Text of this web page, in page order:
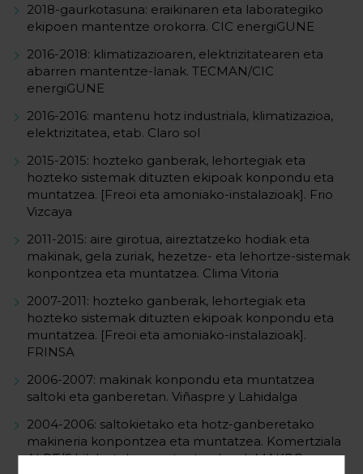
2018-gaurkotasuna: eraikinaren eta laborategiko
ekipoen mantentze orokorra. CIC energiGUNE
2016-2018: klimatizazioaren, elektrizitatearen eta
abarren mantentze-lanak. TECMAN/CIC
energiGUNE
2016-2016: mantenu hotz industriala, klimatizazioa,
elektrizitatea, etab. Claro sol
2015-2015: hozteko ganberak, lehortegiak eta
hozteko sistemak dituzten ekipoak konpondu eta
muntatzea. [Freoi eta amoniako-instalazioak]. Frio
Vizcaya
2011-2015: aire girotua, aireztatzeko hodiak eta
makinak, gela zuriak, hezetze- eta lehortze-sistemak
konpontzea eta muntatzea. Clima Vitoria
2007-2011: hozteko ganberak, lehortegiak eta
hozteko sistemak dituzten ekipoak konpondu eta
muntatzea. [Freoi eta amoniako-instalazioak].
FRINSA
2006-2007: makinak konpondu eta muntatzea
saltoki eta ganberetan. Viñaspre y Lahidalga
2004-2006: saltokietako eta hotz-ganberetako
makineria konpontzea eta muntatzea. Komertziala
ALPE/6 hilabeteko mantentze-lanak MAKRO